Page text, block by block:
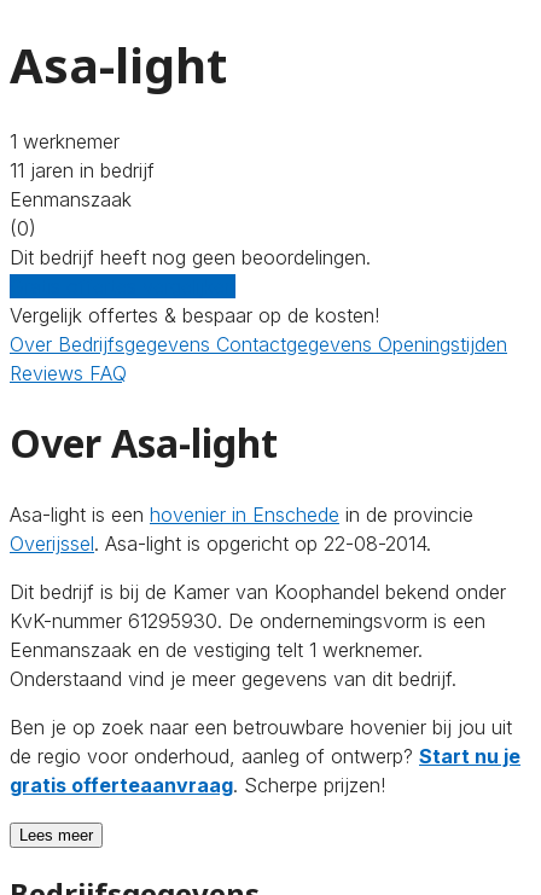
Asa-light
1 werknemer
11 jaren in bedrijf
Eenmanszaak
(0)
Dit bedrijf heeft nog geen beoordelingen.
Vergelijk offertes & bespaar op de kosten!
Over Bedrijfsgegevens Contactgegevens Openingstijden
Reviews FAQ
Over Asa-light
Asa-light is een hovenier in Enschede in de provincie
Overijssel. Asa-light is opgericht op 22-08-2014.
Dit bedrijf is bij de Kamer van Koophandel bekend onder
KvK-nummer 61295930. De ondernemingsvorm is een
Eenmanszaak en de vestiging telt 1 werknemer.
Onderstaand vind je meer gegevens van dit bedrijf.
Ben je op zoek naar een betrouwbare hovenier bij jou uit
de regio voor onderhoud, aanleg of ontwerp? Start nu je
gratis offerteaanvraag. Scherpe prijzen!
Lees meer